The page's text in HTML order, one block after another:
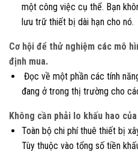
một công việc cụ thể. Bạn
lưu trữ thiết bị dài hạn cho nó.
Cơ hội để thử nghiệm các mô
định mua.
Đọc về một phần các tính
đang ở trong thị trường cho
Không cần phải lo khấu hao
Toàn bộ chi phí thuê thiết bị
Tùy thuộc vào tổng số tiền